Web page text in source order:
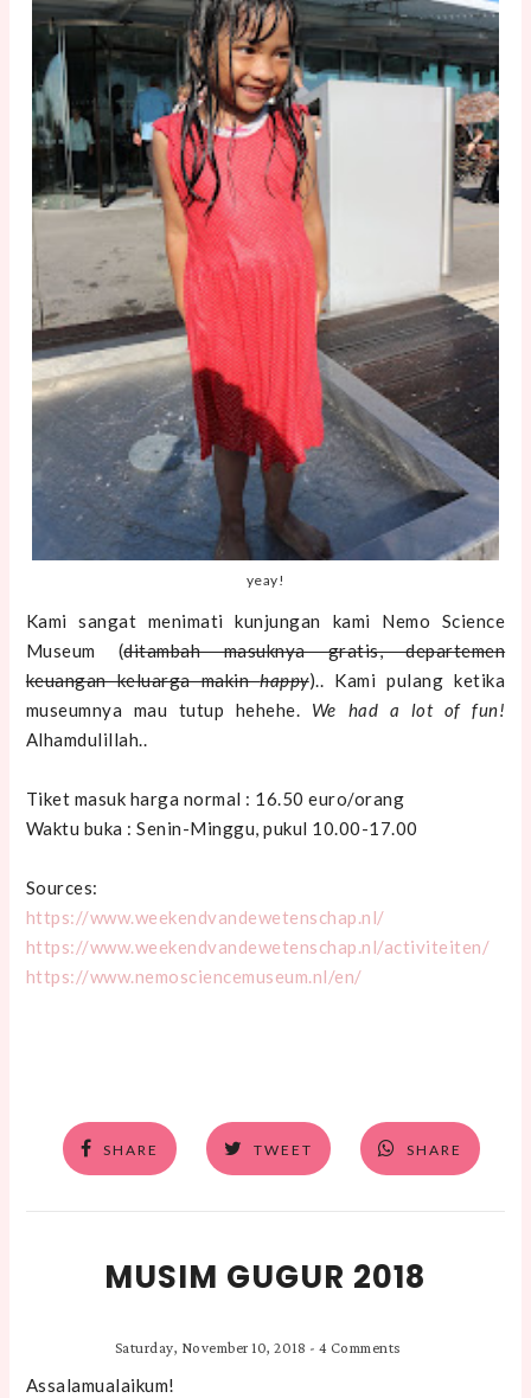
yeay!
Kami sangat menimati kunjungan kami Nemo Science
Museum (ditambah masuknya gratis, departemen
keuangan keluarga makinhappy).. Kami pulang ketika
museumnya mau tutup hehehe. We had a lot of fun!
Alhamdulillah..
Tiket masuk harga normal : 16.50 euro/orang
Waktu buka : Senin-Minggu, pukul 10.00-17.00
Sources:
https://www.weekendvandewetenschap.nl/
https://www.weekendvandewetenschap.nl/activiteiten/
https://www.nemosciencemuseum.nl/en/
SHARE TWEET SHARE
MUSIM GUGUR 2018
Saturday, November 10, 2018 - 4 Comments
Assalamualaikum!